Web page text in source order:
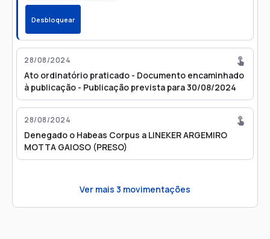
Desbloquear
28/08/2024
Ato ordinatório praticado - Documento encaminhado
à publicação - Publicação prevista para 30/08/2024
28/08/2024
Denegado o Habeas Corpus a LINEKER ARGEMIRO
MOTTA GAIOSO (PRESO)
Ver mais 3 movimentações